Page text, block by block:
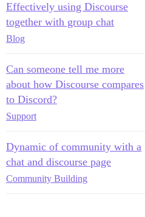
Effectively using Discourse
together with group chat
Blog
Can someone tell me more
about how Discourse compares
to Discord?
Support
Dynamic of community with a
chat and discourse page
Community Building